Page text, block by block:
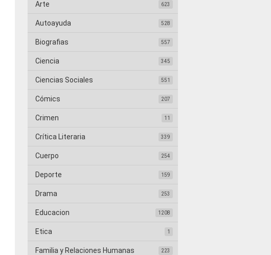
Arte 623
Autoayuda 528
Biografias 557
Ciencia 345
Ciencias Sociales 551
Cómics 207
Crimen 11
Crítica Literaria 339
Cuerpo 254
Deporte 159
Drama 253
Educacion 1208
Etica 1
Familia y Relaciones Humanas 223